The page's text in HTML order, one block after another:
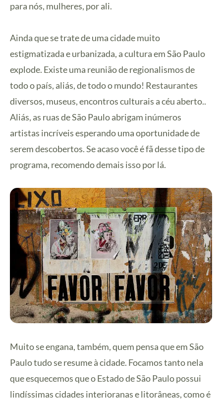
para nós, mulheres, por ali.
Ainda que se trate de uma cidade muito
estigmatizada e urbanizada, a cultura em São Paulo
explode. Existe uma reunião de regionalismos de
todo o país, aliás, de todo o mundo! Restaurantes
diversos, museus, encontros culturais a céu aberto..
Aliás, as ruas de São Paulo abrigam inúmeros
artistas incríveis esperando uma oportunidade de
serem descobertos. Se acaso você é fã desse tipo de
programa, recomendo demais isso por lá.
Muito se engana, também, quem pensa que em São
Paulo tudo se resume à cidade. Focamos tanto nela
que esquecemos que o Estado de São Paulo possui
lindíssimas cidades interioranas e litorâneas, como é